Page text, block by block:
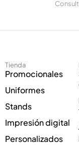
o
l
e
t
r
n
i
c
n
i
c
o
*
Tienda
Promocionales
Uniformes
Stands
Impresión digital
Personalizados